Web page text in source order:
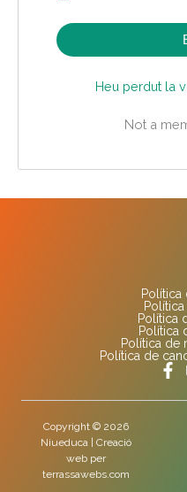
Heu perdut la
Not a
Política
Política
Política
Política de
Política de
Copyright © 2026
Niueduca | Creació
web per
terrassawebs.com